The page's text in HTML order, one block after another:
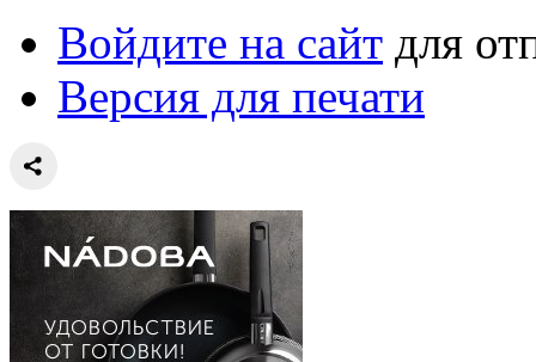
Войдите на сайт для
Версия для печати